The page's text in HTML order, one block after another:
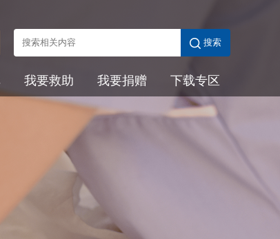
搜索
我要救助 我要捐赠 下载专区